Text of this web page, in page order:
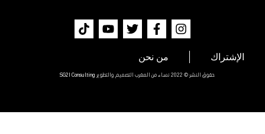
الإشتراك من نحن
حقوق النشر © 2022 نساء من المغرب التصميم والتطوير SG2I Consulting